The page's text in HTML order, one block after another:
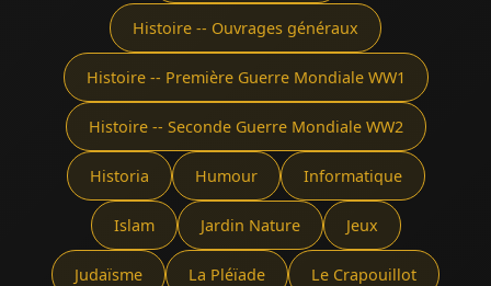
Histoire -- Ouvrages généraux
Histoire -- Première Guerre Mondiale WW1
Histoire -- Seconde Guerre Mondiale WW2
Historia Humour Informatique
Islam Jardin Nature Jeux
Judaïsme La Pléïade Le Crapouillot